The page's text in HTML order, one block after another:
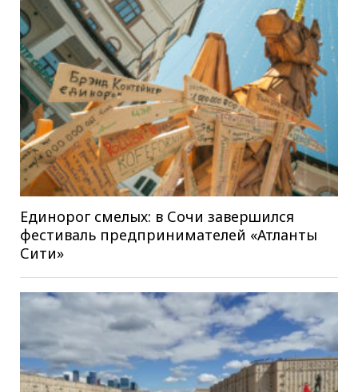
Единорог смелых: в Сочи завершился
фестиваль предпринимателей «Атланты
Сити»